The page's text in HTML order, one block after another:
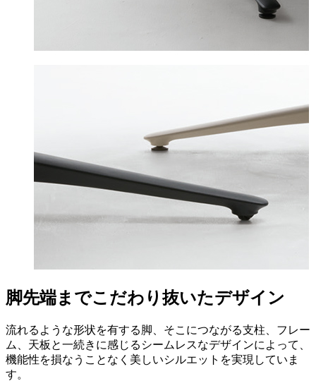
脚先端までこだわり抜いたデザイン
流れるような形状を有する脚、そこにつながる支柱、フレー
ム、天板と一続きに感じるシームレスなデザインによって、
機能性を損なうことなく美しいシルエットを実現していま
す。